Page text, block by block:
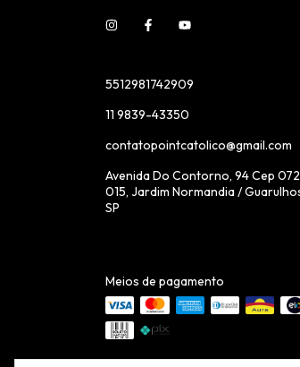
5512981742909
11 9839-43350
contatopointcatolico@gmail.com
Avenida Do Contorno, 94 Cep
015, Jardim Normandia /
SP
Meios de pagamento